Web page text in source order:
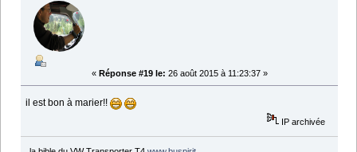
« Réponse #19 le: 26 août 2015 à 11:23:37 »
il est bon à marier!!
IP archivée